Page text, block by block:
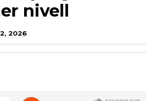
nivell
2, 2026